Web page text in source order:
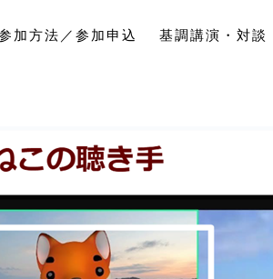
加方法／参加申込 基調講演・対談